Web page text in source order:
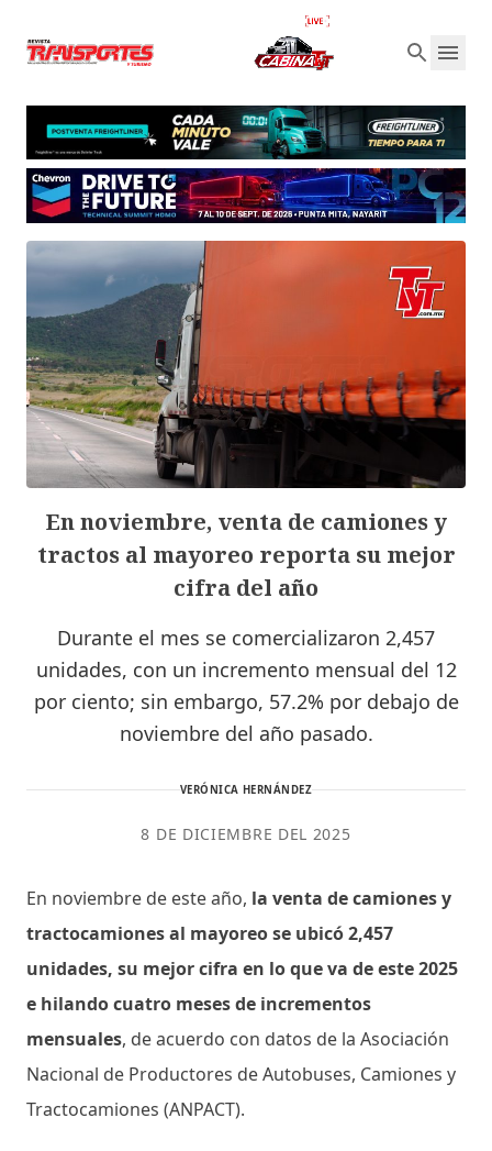
En noviembre, venta de camiones y
tractos al mayoreo reporta su mejor
cifra del año
Durante el mes se comercializaron 2,457
unidades, con un incremento mensual del 12
por ciento; sin embargo, 57.2% por debajo de
noviembre del año pasado.
VERÓNICA HERNÁNDEZ
8 DE DICIEMBRE DEL 2025
En noviembre de este año, la venta de camiones y
tractocamiones al mayoreo se ubicó 2,457
unidades, su mejor cifra en lo que va de este 2025
e hilando cuatro meses de incrementos
mensuales, de acuerdo con datos de la Asociación
Nacional de Productores de Autobuses, Camiones y
Tractocamiones (ANPACT).